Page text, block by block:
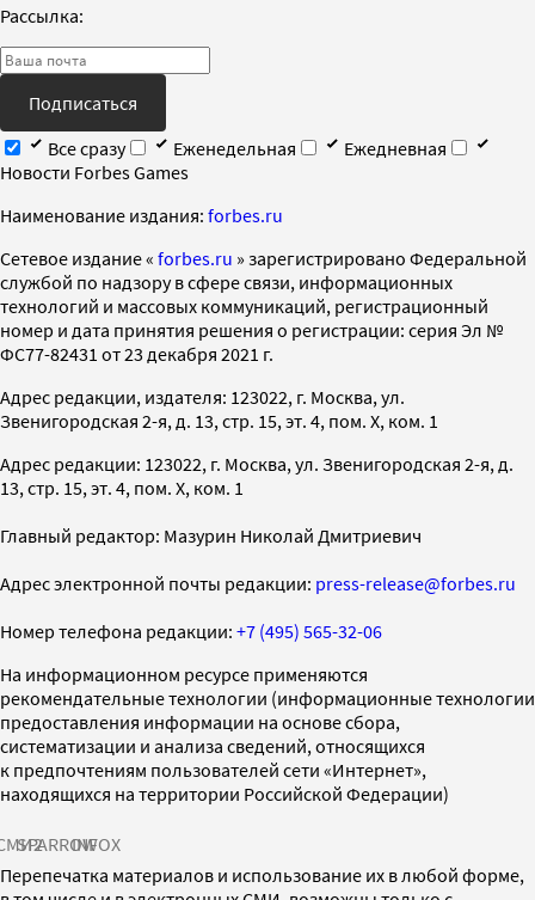
Рассылка:
Подписаться
Все сразу
Еженедельная
Ежедневная
Новости Forbes Games
Наименование издания: forbes.ru
Cетевое издание « forbes.ru » зарегистрировано Федеральной
службой по надзору в сфере связи, информационных
технологий и массовых коммуникаций, регистрационный
номер и дата принятия решения о регистрации: серия Эл №
ФС77-82431 от 23 декабря 2021 г.
Адрес редакции, издателя: 123022, г. Москва, ул.
Звенигородская 2-я, д. 13, стр. 15, эт. 4, пом. X, ком. 1
Адрес редакции: 123022, г. Москва, ул. Звенигородская 2-я, д.
13, стр. 15, эт. 4, пом. X, ком. 1
Главный редактор: Мазурин Николай Дмитриевич
Адрес электронной почты редакции: press-release@forbes.ru
Номер телефона редакции: +7 (495) 565-32-06
На информационном ресурсе применяются
рекомендательные технологии (информационные технологии
предоставления информации на основе сбора,
систематизации и анализа сведений, относящихся
к предпочтениям пользователей сети «Интернет»,
находящихся на территории Российской Федерации)
SPARROWINFOX
Перепечатка материалов и использование их в любой форме,